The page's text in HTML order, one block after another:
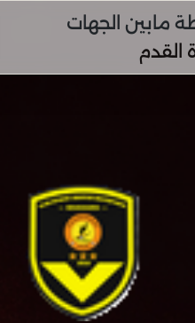
مابين الجهات
القدم